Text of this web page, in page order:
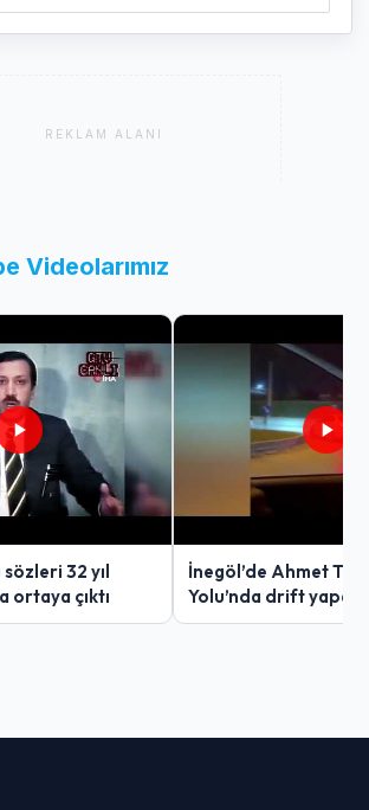
REKLAM ALANI
Videolarımız
32 yıl
ortaya çıktı
İnegöl’de Ahmet
Yolu’nda drift yapan
ağır ceza